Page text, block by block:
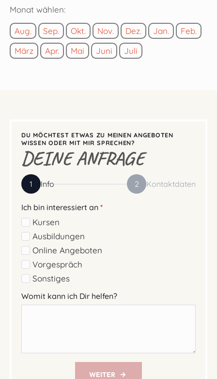
Monat wählen:
Aug. Sep. Okt. Nov. Dez. Jan.
Feb.
März
Apr. Mai Juni Juli
DU MÖCHTEST ETWAS ZU MEINEN ANGEBOTEN
WISSEN ODER MIT MIR SPRECHEN?
DEINE ANFRAGE
1 Info 2 Kontaktdaten
Ich bin interessiert an *
Kursen
Ausbildungen
Online Angeboten
Vorgespräch
Sonstiges
Womit kann ich Dir helfen?
WEITER